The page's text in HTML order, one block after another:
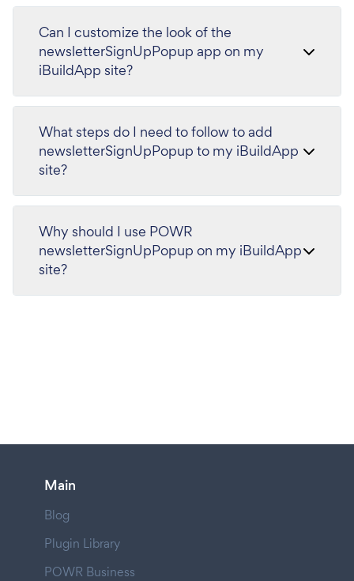
Can I customize the look of the
newsletterSignUpPopup app on my
iBuildApp site?
What steps do I need to follow to add
newsletterSignUpPopup to my iBuildApp
site?
Why should I use POWR
newsletterSignUpPopup on my iBuildApp
site?
Main
Blog
Plugin Library
POWR Business